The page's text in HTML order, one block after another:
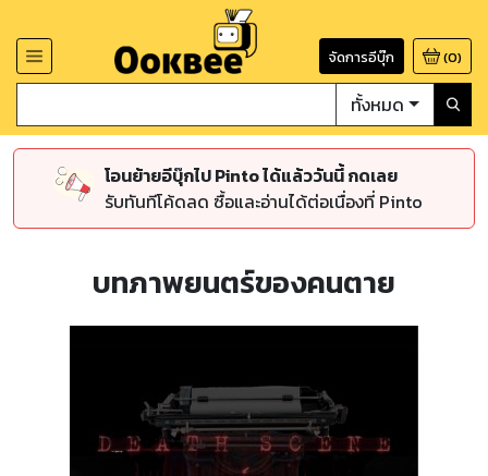
จัดการอีบุ๊ก (0)
ทั้งหมด
โอนย้ายอีบุ๊กไป Pinto ได้แล้ววันนี้ กดเลย
รับทันทีโค้ดลด ซื้อและอ่านได้ต่อเนื่องที่ Pinto
บทภาพยนตร์ของคนตาย